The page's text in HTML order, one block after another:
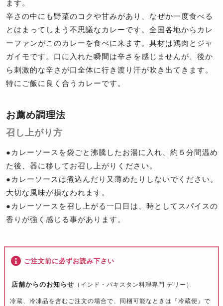
ます。
辛さの中にも野菜のコクや甘みがあり、なぜか一度食べる
とはまってしまう不思議なカレーです。全国各地からカレ
ーファンがこのカレーを食べに来ます。具材は鶏肉とジャ
ガイモです。口に入れた瞬間は辛さを感じませんが、後か
ら刺激的な辛さが口全体に行き渡り汗が吹き出てきます。
特にご飯に良く合うカレーです。
お薦め調理法
召し上がり方
●カレーソースを袋ごと沸騰したお湯に入れ、約５分間温め
た後、器に移してお召し上がりください。
●カレーソースは煮込んだり又薄めたりしないでください。
大切な風味が損なわれます。
●カレーソースを召し上がる一口目は、時としてスパイスの
香りが強く感じる事があります。
ご注文前に必ずお読み下さい
店舗からのお知らせ （インド・パキスタン料理専門 デリー）
冷蔵、冷凍品を含むご注文の場合で、同梱可能なときは『冷蔵便』で